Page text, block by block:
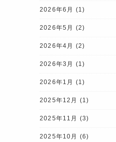
2026年6月 (1)
2026年5月 (2)
2026年4月 (2)
2026年3月 (1)
2026年1月 (1)
2025年12月 (1)
2025年11月 (3)
2025年10月 (6)